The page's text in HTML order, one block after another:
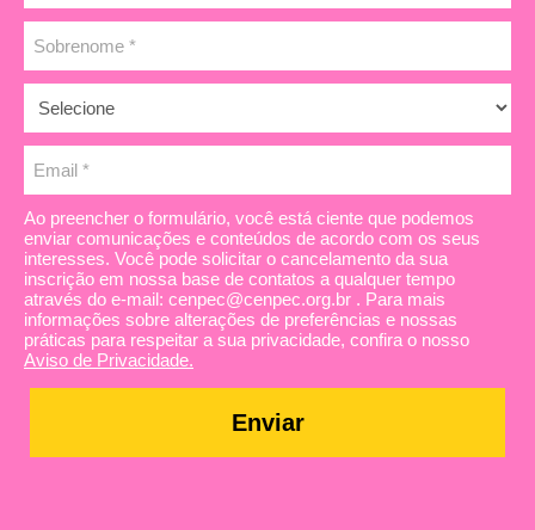
Ao preencher o formulário, você está ciente que podemos
enviar comunicações e conteúdos de acordo com os seus
interesses. Você pode solicitar o cancelamento da sua
inscrição em nossa base de contatos a qualquer tempo
através do e-mail: cenpec@cenpec.org.br . Para mais
informações sobre alterações de preferências e nossas
práticas para respeitar a sua privacidade, confira o nosso
Aviso de Privacidade.
Enviar